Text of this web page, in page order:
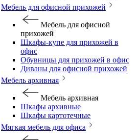
Мебель для офисной прихожей
Мебель для офисной
прихожей
Шкафы-купе для прихожей в
офис
Обувницы для прихожей в офис
Диваны для офисной прихожей
Мебель архивная
Мебель архивная
Шкафы архивные
Шкафы картотечные
Мягкая мебель для офиса